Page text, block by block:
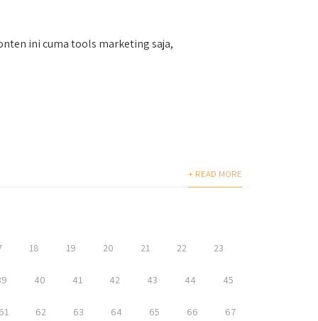
ini cuma tools marketing saja,
+ READ MORE
18 19 20 21 22 23
40 41 42 43 44 45
62 63 64 65 66 67